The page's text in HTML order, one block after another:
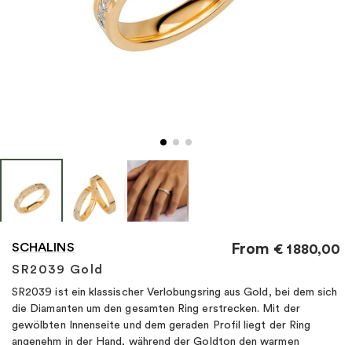
SCHALINS
SR2039 Gold
From € 1880,00
SR2039 ist ein klassischer Verlobungsring aus Gold, bei dem sich
die Diamanten um den gesamten Ring erstrecken. Mit der
gewölbten Innenseite und dem geraden Profil liegt der Ring
angenehm in der Hand, während der Goldton den warmen